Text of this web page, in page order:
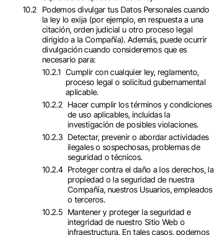
Podemos divulgar tus Datos Personales cuando
la ley lo exija (por ejemplo, en respuesta a una
citación, orden judicial u otro proceso legal
dirigido a la Compañía). Además, puede ocurrir
divulgación cuando consideremos que es
necesario para:
Cumplir con cualquier ley, reglamento,
proceso legal o solicitud gubernamental
aplicable.
Hacer cumplir los términos y condiciones
de uso aplicables, incluidas la
investigación de posibles violaciones.
Detectar, prevenir o abordar actividades
ilegales o sospechosas, problemas de
seguridad o técnicos.
Proteger contra el daño a los derechos, la
propiedad o la seguridad de nuestra
Compañía, nuestros Usuarios, empleados
o terceros.
Mantener y proteger la seguridad e
integridad de nuestro Sitio Web o
infraestructura. En tales casos, podemos